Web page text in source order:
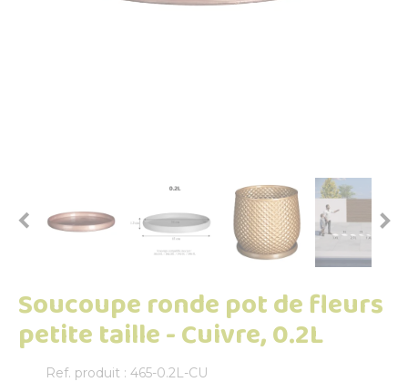
 
Soucoupe ronde pot de fleurs
petite taille - Cuivre, 0.2L
Ref. produit : 465-0.2L-CU